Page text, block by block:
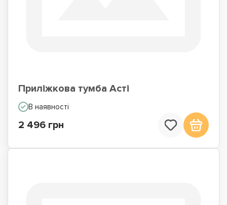
Приліжкова тумба Асті
В наявності
2 496 грн